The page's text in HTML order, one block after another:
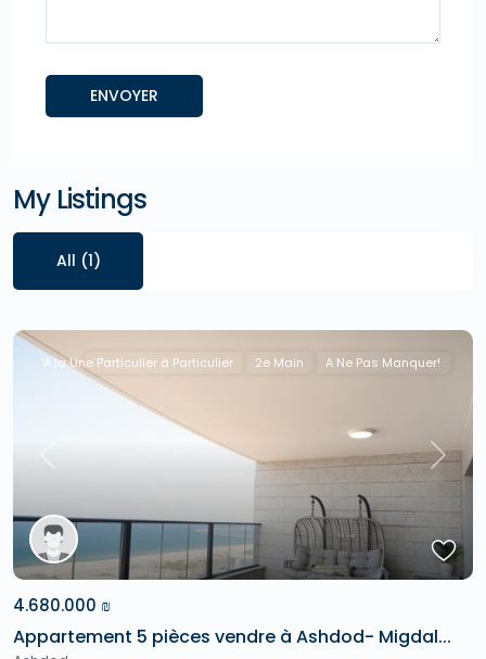
My Listings
All (1)
Previous Next
"A la Une !"Particulier à Particulier 2e Main A Ne Pas Manquer!
4.680.000 ₪
Appartement 5 pièces vendre à Ashdod- Migdal...